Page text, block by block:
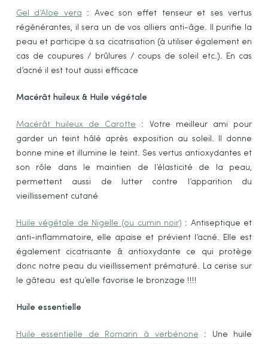
Gel d’Aloe vera : Avec son effet tenseur et ses vertus
régénérantes, il sera un de vos alliers anti-âge. Il purifie la
peau et participe à sa cicatrisation (à utiliser également en
cas de coupures / brûlures / coups de soleil etc.). En cas
d’acné il est tout aussi efficace
Macérât huileux & Huile végétale
Macérât huileux de Carotte : Votre meilleur ami pour
garder un teint hâlé après exposition au soleil. Il donne
bonne mine et illumine le teint. Ses vertus antioxydantes et
son rôle dans le maintien de l’élasticité de la peau,
permettent aussi de lutter contre l’apparition du
vieillissement cutané
Huile végétale de Nigelle (ou cumin noir) : Antiseptique et
anti-inflammatoire, elle apaise et prévient l’acné. Elle est
également cicatrisante & antioxydante ce qui protège
donc notre peau du vieillissement prématuré. La cerise sur
le gâteau est qu’elle favorise le bronzage !!!!
Huile essentielle
Huile essentielle de Romarin à verbénone : Une huile